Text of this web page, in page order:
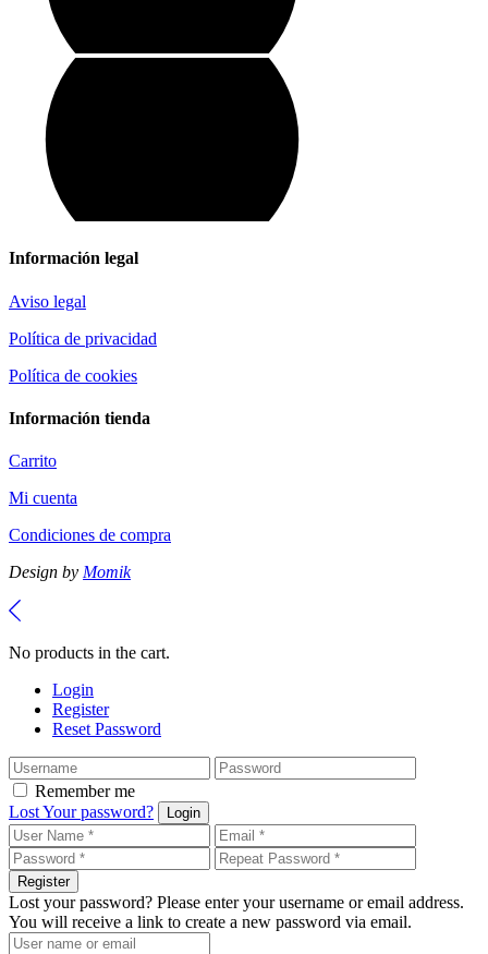
Información legal
Aviso legal
Política de privacidad
Política de cookies
Información tienda
Carrito
Mi cuenta
Condiciones de compra
Design by Momik
No products in the cart.
Login
Register
Reset Password
Remember me
Lost Your password?
Login
Register
Lost your password? Please enter your username or email address.
You will receive a link to create a new password via email.